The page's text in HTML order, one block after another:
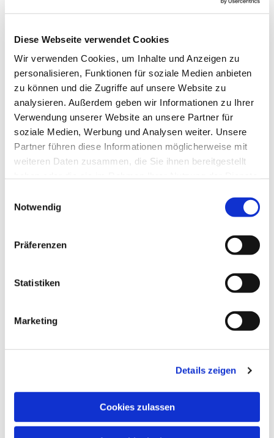
Diese Webseite verwendet Cookies
Wir verwenden Cookies, um Inhalte und Anzeigen zu
personalisieren, Funktionen für soziale Medien anbieten
zu können und die Zugriffe auf unsere Website zu
analysieren. Außerdem geben wir Informationen zu Ihrer
Verwendung unserer Website an unsere Partner für
soziale Medien, Werbung und Analysen weiter. Unsere
Partner führen diese Informationen möglicherweise mit
weiteren Daten zusammen, die Sie ihnen bereitgestellt
Notwendig
Präferenzen
Statistiken
Marketing
Details zeigen
Cookies zulassen
Dies könnte Sie auch
interessieren